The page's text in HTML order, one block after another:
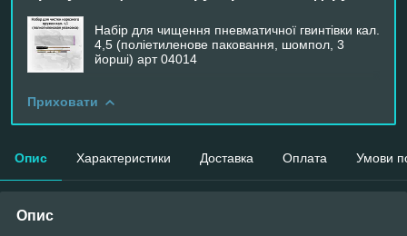
Набір для чищення пневматичної гвинтівки кал.
4,5 (поліетиленове паковання, шомпол, 3
йорші) арт 04014
Приховати
Опис Характеристики Доставка Оплата Умови
Опис